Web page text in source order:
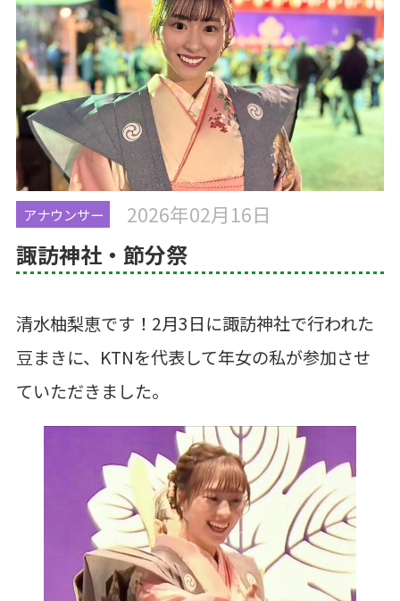
アナウンサー 2026年02月16日
諏訪神社・節分祭
清水柚梨恵です！ 2月3日に諏訪神社で行われた
豆まきに、 KTNを代表して年女の私が参加させ
ていただきました。